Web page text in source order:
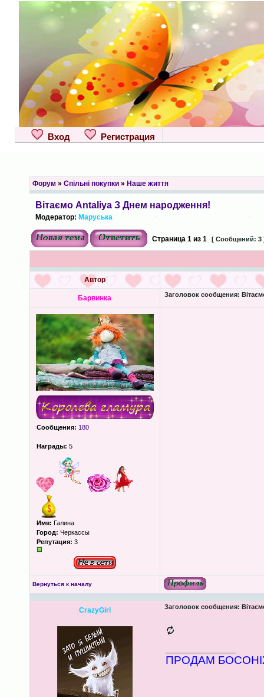
Вход Регистрация
Форум » Спільні покупки» Наше життя
Вітаємо Antaliya З Днем народження!
Модератор: Маруська
Страница 1из 1 [ Сообщений: 3
Автор
Барвинка Заголовок сообщения:
Сообщения: 180
Награды: 5
Имя: Галина
Город: Черкассы
Репутация: 3
Вернуться к началу
CrazyGirl Заголовок сообщения:
ПРОДАМ